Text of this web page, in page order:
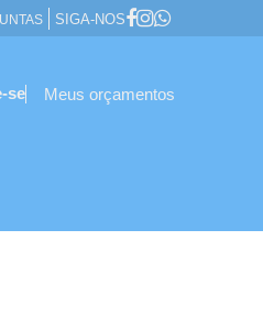
SIGA-NOS
se Meus orçamentos